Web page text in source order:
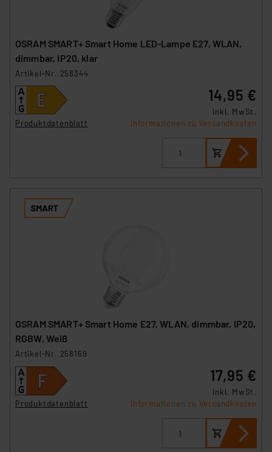
OSRAM SMART+ Smart Home LED-Lampe E27, WLAN,
dimmbar, IP20, klar
Artikel-Nr. 258344
Produktdatenblatt
14,95 €
inkl. MwSt.
Informationen zu Versandkosten
OSRAM SMART+ Smart Home E27, WLAN, dimmbar, IP20,
RGBW, Weiß
Artikel-Nr. 258169
Produktdatenblatt
17,95 €
inkl. MwSt.
Informationen zu Versandkosten